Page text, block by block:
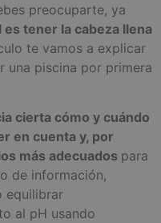
preocuparte, ya
es tener la cabeza llena
te vamos a explicar
una piscina por primera
cierta cómo y cuándo
en cuenta y, por
más adecuados para
de información,
equilibrar
al pH usando